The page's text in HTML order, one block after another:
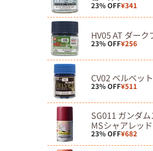
23% OFF¥341
HV05 AT ダーク
23% OFF¥256
CV02 ベルベッ
23% OFF¥511
SG011 ガンダ
MSシャアレッド
23% OFF¥682